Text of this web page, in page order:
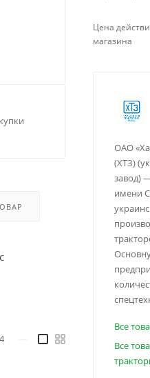
Цена
магазина
ОАО
(ХТЗ)
завод)
имени
Все
Все